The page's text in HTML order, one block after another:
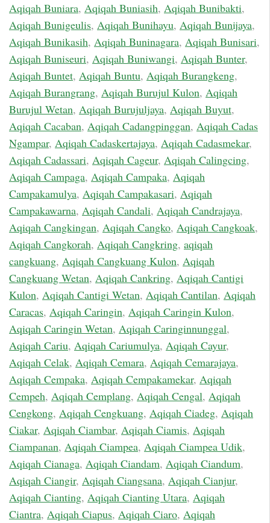
Aqiqah Buniara, Aqiqah Buniasih, Aqiqah Bunibakti,
Aqiqah Bunigeulis, Aqiqah Bunihayu, Aqiqah Bunijaya,
Aqiqah Bunikasih, Aqiqah Buninagara, Aqiqah Bunisari,
Aqiqah Buniseuri, Aqiqah Buniwangi, Aqiqah Bunter,
Aqiqah Buntet, Aqiqah Buntu, Aqiqah Burangkeng,
Aqiqah Burangrang, Aqiqah Burujul Kulon, Aqiqah
Burujul Wetan, Aqiqah Burujuljaya, Aqiqah Buyut,
Aqiqah Cacaban, Aqiqah Cadangpinggan, Aqiqah Cadas
Ngampar, Aqiqah Cadaskertajaya, Aqiqah Cadasmekar,
Aqiqah Cadassari, Aqiqah Cageur, Aqiqah Calingcing,
Aqiqah Campaga, Aqiqah Campaka, Aqiqah
Campakamulya, Aqiqah Campakasari, Aqiqah
Campakawarna, Aqiqah Candali, Aqiqah Candrajaya,
Aqiqah Cangkingan, Aqiqah Cangko, Aqiqah Cangkoak,
Aqiqah Cangkorah, Aqiqah Cangkring, aqiqah
cangkuang, Aqiqah Cangkuang Kulon, Aqiqah
Cangkuang Wetan, Aqiqah Cankring, Aqiqah Cantigi
Kulon, Aqiqah Cantigi Wetan, Aqiqah Cantilan, Aqiqah
Caracas, Aqiqah Caringin, Aqiqah Caringin Kulon,
Aqiqah Caringin Wetan, Aqiqah Caringinnunggal,
Aqiqah Cariu, Aqiqah Cariumulya, Aqiqah Cayur,
Aqiqah Celak, Aqiqah Cemara, Aqiqah Cemarajaya,
Aqiqah Cempaka, Aqiqah Cempakamekar, Aqiqah
Cempeh, Aqiqah Cemplang, Aqiqah Cengal, Aqiqah
Cengkong, Aqiqah Cengkuang, Aqiqah Ciadeg, Aqiqah
Ciakar, Aqiqah Ciambar, Aqiqah Ciamis, Aqiqah
Ciampanan, Aqiqah Ciampea, Aqiqah Ciampea Udik,
Aqiqah Cianaga, Aqiqah Ciandam, Aqiqah Ciandum,
Aqiqah Ciangir, Aqiqah Ciangsana, Aqiqah Cianjur,
Aqiqah Cianting, Aqiqah Cianting Utara, Aqiqah
Ciantra, Aqiqah Ciapus, Aqiqah Ciaro, Aqiqah